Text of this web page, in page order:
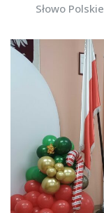
Słowo Polskie